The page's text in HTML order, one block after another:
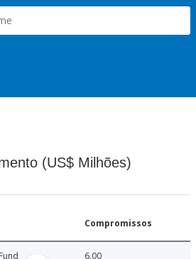
(US$ Milhões)
Compromissos
6.00